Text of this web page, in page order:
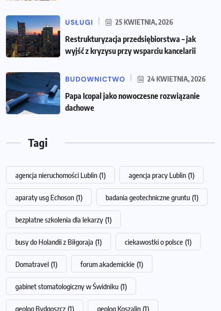
USŁUGI 25 KWIETNIA, 2026
Restrukturyzacja przedsiębiorstwa – jak
wyjść z kryzysu przy wsparciu kancelarii
BUDOWNICTWO 24 KWIETNIA, 2026
Papa Icopal jako nowoczesne rozwiązanie
dachowe
Tagi
agencja nieruchomości Lublin (1) agencja pracy Lublin (1)
aparaty usg Echoson (1) badania geotechniczne gruntu (1)
bezpłatne szkolenia dla lekarzy (1)
busy do Holandii z Biłgoraja (1) ciekawostki o polsce (1)
Domatravel (1) forum akademickie (1)
gabinet stomatologiczny w Świdniku (1)
geolog Bydgoszcz (1) geolog Koszalin (1)